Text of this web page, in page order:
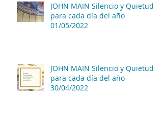
JOHN MAIN Silencio y Quietud
para cada día del año
01/05/2022
JOHN MAIN Silencio y Quietud
para cada día del año
30/04/2022